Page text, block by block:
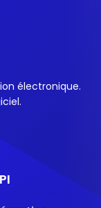
électronique.